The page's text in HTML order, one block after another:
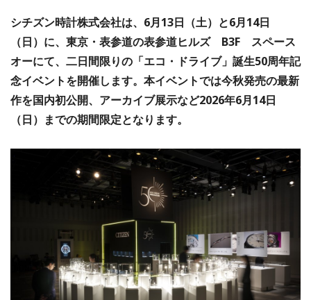
シチズン時計株式会社は、6月13日（土）と6月14日
（日）に、東京・表参道の表参道ヒルズ B3F スペース
オーにて、二日間限りの「エコ・ドライブ」誕生50周年記
念イベントを開催します。本イベントでは今秋発売の最新
作を国内初公開、アーカイブ展示など2026年6月14日
（日）までの期間限定となります。